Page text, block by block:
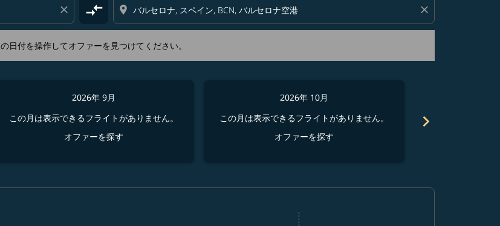
close compare_arrows location_on close
日付を操作してオファーを見つけてください。
2026年 9月
この月は表示できるフライトがありません。
オファーを探す
2026年 10月
この月は表示できるフライトがありません。
オファーを探す
chevron_right
KMJ–BCN: cmp-view-offers-disclaimer. オファーを探す
KMJ–BCN: cmp-view-offers-disclaimer. オファーを探す
KMJ–BCN: cmp-view-offers-disclaimer. オファーを探す
KMJ–BCN: cmp-view-offers-disclaimer. オファーを探す
KMJ–BCN: cmp-view-offers-disclaimer. オファーを探す
KMJ–BCN: cmp-view-offers-disclaimer. オファーを探す
KMJ–BCN: cmp-view-offers-disclaimer. オファーを探す
KMJ–BCN: cmp-view-offers-disclaimer. オファーを探す
KMJ–BCN: cmp-view-offers-disclaimer. オファーを探す
KMJ–BCN: cmp-view-offers-disclaimer. オファーを探す
KMJ–BCN: cmp-view-offers-disclaimer. オファーを探
KMJ–BCN: cmp-view-offers-disclaimer. オファー